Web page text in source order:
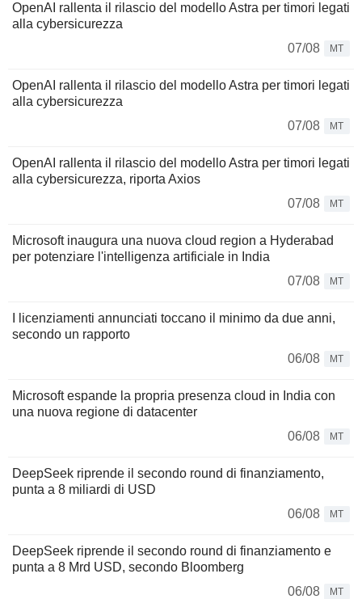
OpenAI rallenta il rilascio del modello Astra per timori legati
alla cybersicurezza
07/08
MT
OpenAI rallenta il rilascio del modello Astra per timori legati
alla cybersicurezza
07/08
MT
OpenAI rallenta il rilascio del modello Astra per timori legati
alla cybersicurezza, riporta Axios
07/08
MT
Microsoft inaugura una nuova cloud region a Hyderabad
per potenziare l'intelligenza artificiale in India
07/08
MT
I licenziamenti annunciati toccano il minimo da due anni,
secondo un rapporto
06/08
MT
Microsoft espande la propria presenza cloud in India con
una nuova regione di datacenter
06/08
MT
DeepSeek riprende il secondo round di finanziamento,
punta a 8 miliardi di USD
06/08
MT
DeepSeek riprende il secondo round di finanziamento e
punta a 8 Mrd USD, secondo Bloomberg
06/08
MT